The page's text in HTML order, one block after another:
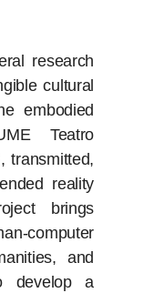
research
cultural
embodied
Teatro
transmitted,
reality
brings
computer
and
develop a